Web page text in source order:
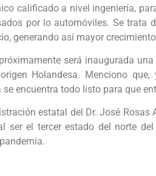
calificado a nivel ingeniería,
por lo automóviles. Se trata
generando así mayor
será inaugurada
Holandesa. Menciono
encuentra todo listo para que
estatal del Dr. José Rosas
ser el tercer estado del norte